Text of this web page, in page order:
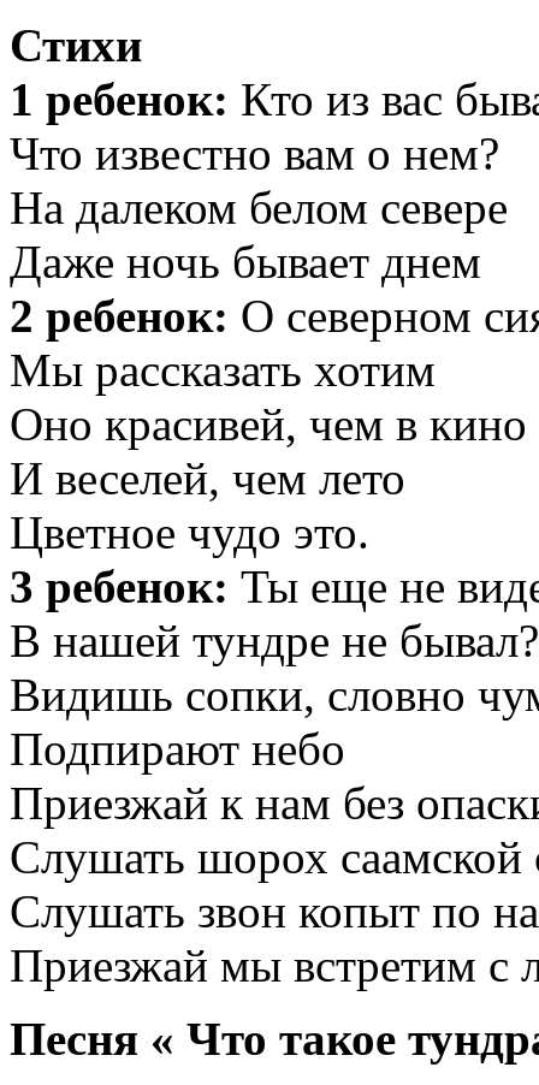
Стихи
1 ребенок: Кто из вас
Что известно вам о нем?
На далеком белом севере
Даже ночь бывает днем
2 ребенок: О северном
Мы рассказать хотим
Оно красивей, чем в кино
И веселей, чем лето
Цветное чудо это.
3 ребенок: Ты еще не
В нашей тундре не бывал?
Видишь сопки, словно
Подпирают небо
Приезжай к нам без
Слушать шорох саамской
Слушать звон копыт по
Приезжай мы встретим с
Песня « Что такое